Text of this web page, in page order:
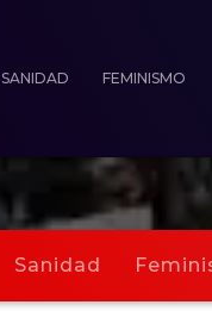
SANIDAD FEMINISMO
Sanidad